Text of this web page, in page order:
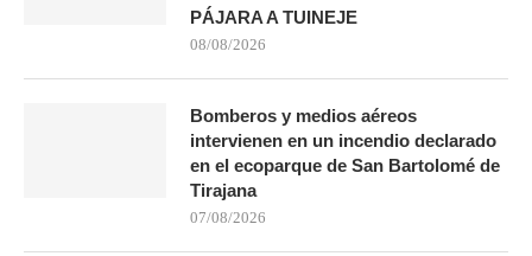
PÁJARA A TUINEJE
08/08/2026
Bomberos y medios aéreos
intervienen en un incendio declarado
en el ecoparque de San Bartolomé de
Tirajana
07/08/2026